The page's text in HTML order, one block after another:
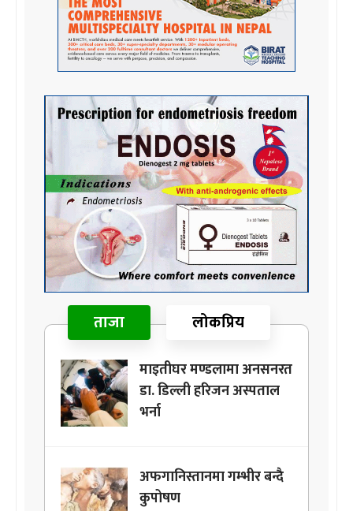
ताजा लोकप्रिय
माइतीघर मण्डलामा अनसनरत
डा. डिल्ली हरिजन अस्पताल
भर्ना
अफगानिस्तानमा गम्भीर बन्दै
कुपोषण